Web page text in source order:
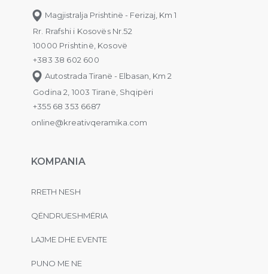
Magjistralja Prishtinë - Ferizaj, Km 1
Rr. Rrafshi i Kosovës Nr.52
10000 Prishtinë, Kosovë
+383 38 602 600
Autostrada Tiranë - Elbasan, Km 2
Godina 2, 1003 Tiranë, Shqipëri
+355 68 353 6687
online@kreativqeramika.com
KOMPANIA
RRETH NESH
QËNDRUESHMËRIA
LAJME DHE EVENTE
PUNO ME NE